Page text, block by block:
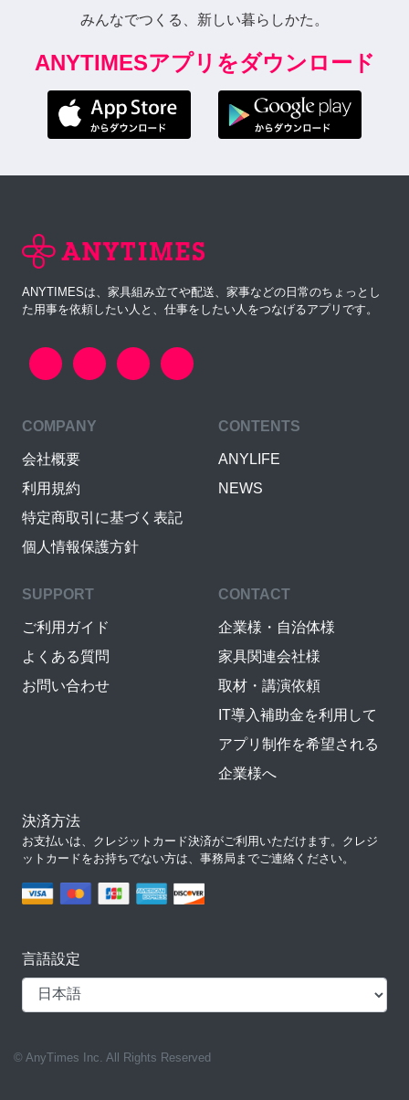
みんなでつくる、新しい暮らしかた。
ANYTIMESアプリをダウンロード
ANYTIMESは、家具組み立てや配送、家事などの日常のちょっとし
た用事を依頼したい人と、仕事をしたい人をつなげるアプリです。
COMPANY
会社概要
利用規約
特定商取引に基づく表記
個人情報保護方針
CONTENTS
ANYLIFE
NEWS
SUPPORT
ご利用ガイド
よくある質問
お問い合わせ
CONTACT
企業様・自治体様
家具関連会社様
取材・講演依頼
IT導入補助金を利用して
アプリ制作を希望される
企業様へ
決済方法
お支払いは、クレジットカード決済がご利用いただけます。クレジ
ットカードをお持ちでない方は、事務局までご連絡ください。
言語設定
© AnyTimes Inc. All Rights Reserved